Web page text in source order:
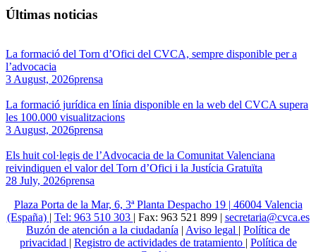
Últimas noticias
La formació del Torn d’Ofici del CVCA, sempre disponible per a
l’advocacia
3 August, 2026prensa
La formació jurídica en línia disponible en la web del CVCA supera
les 100.000 visualitzacions
3 August, 2026prensa
Els huit col·legis de l’Advocacia de la Comunitat Valenciana
reivindiquen el valor del Torn d’Ofici i la Justícia Gratuïta
28 July, 2026prensa
Plaza Porta de la Mar, 6, 3ª Planta Despacho 19 | 46004 Valencia
(España) | Tel: 963 510 303 | Fax: 963 521 899 | secretaria@cvca.es
Buzón de atención a la ciudadanía | Aviso legal | Política de
privacidad | Registro de actividades de tratamiento | Política de